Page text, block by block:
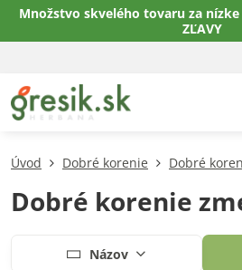
Množstvo skvelého tovaru za
ZĽAVY
Úvod Dobré korenie Dobré
Dobré korenie
Názov